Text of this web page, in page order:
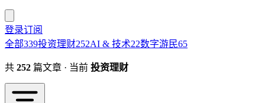
登录订阅
全部339投资理财252AI & 技术22数字游民65
共 252 篇文章 · 当前 投资理财